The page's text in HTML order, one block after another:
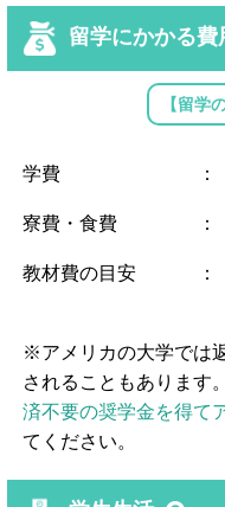
留学にかかる費
【留学
学費 ：
寮費・食費 ：
教材費の目安 ：
※アメリカの大学では
されることもあります
済不要の奨学金を得て
てください。